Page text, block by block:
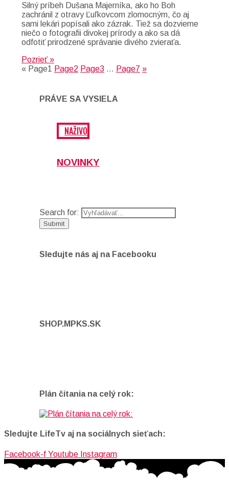
Silný príbeh Dušana Majerníka, ako ho Boh
zachránil z otravy Ľuľkovcom zlomocným, čo aj
sami lekári popísali ako zázrak. Tiež sa dozvieme
niečo o fotografii divokej prírody a ako sa dá
odfotiť prirodzené správanie divého zvieraťa.
Pozrieť »
« Page1 Page2 Page3 … Page7 »
PRÁVE SA VYSIELA
NAŽIVO
NOVINKY
Search for:
Sledujte nás aj na Facebooku
SHOP.MPKS.SK
Plán čítania na celý rok:
Sledujte LifeTv aj na sociálnych sieťach:
Facebook-f Youtube Instagram